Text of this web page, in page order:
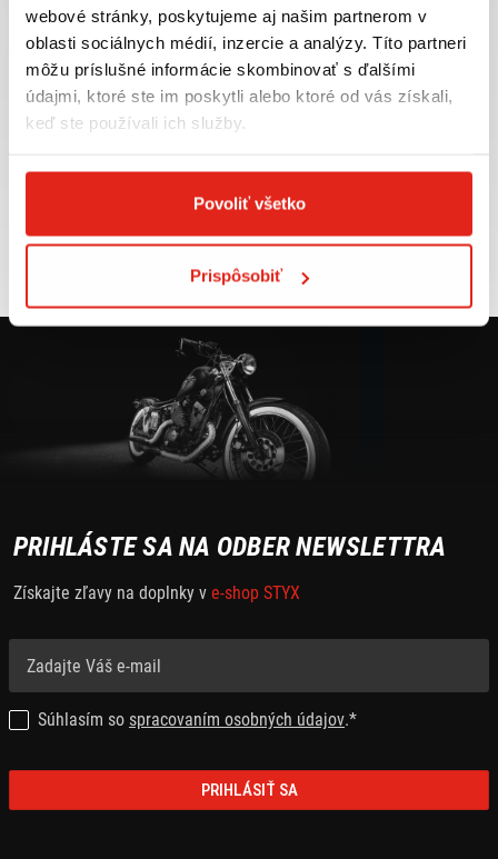
webové stránky, poskytujeme aj našim partnerom v
oblasti sociálnych médií, inzercie a analýzy. Títo partneri
môžu príslušné informácie skombinovať s ďalšími
údajmi, ktoré ste im poskytli alebo ktoré od vás získali,
keď ste používali ich služby.
Povoliť všetko
Prispôsobiť
Najväčší výber moto
príslušenstva ihneď k
odberu
Doprava ZADARMO pre
objednávky nad 50€ v rámci
SR
PRIHLÁSTE SA NA ODBER NEWSLETTRA
Získajte zľavy na doplnky v e-shop STYX
Súhlasím so spracovaním osobných údajov.*
PRIHLÁSIŤ SA